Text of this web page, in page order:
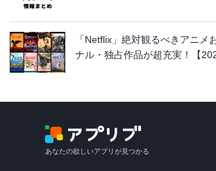
「Netflix」絶対観るべきアニメ
ナル・独占作品が超充実！【
あなたの欲しいアプリが見つかる